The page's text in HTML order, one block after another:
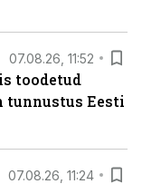
07.08.26, 11:52
toodetud
tunnustus Eesti
07.08.26, 11:24